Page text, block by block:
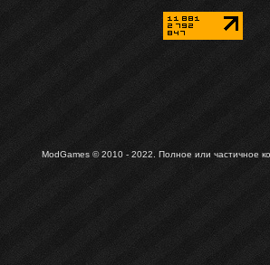
ModGames © 2010 - 2022. Полное или частичное